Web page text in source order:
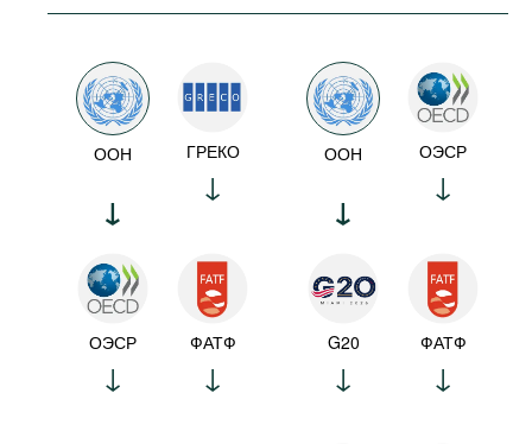
ООН ГРЕКО
ОЭСР ФАТФ
ООН ОЭСР
G20 ФАТФ